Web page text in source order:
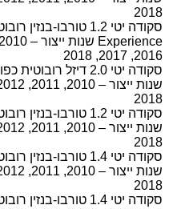
2018
2016, 2017, 2018
2018
2018
2018